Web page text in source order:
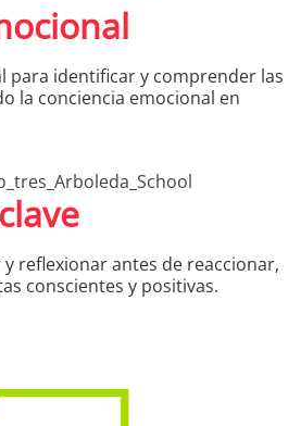
para identificar y comprender las
la conciencia emocional en
reflexionar antes de reaccionar,
conscientes y positivas.